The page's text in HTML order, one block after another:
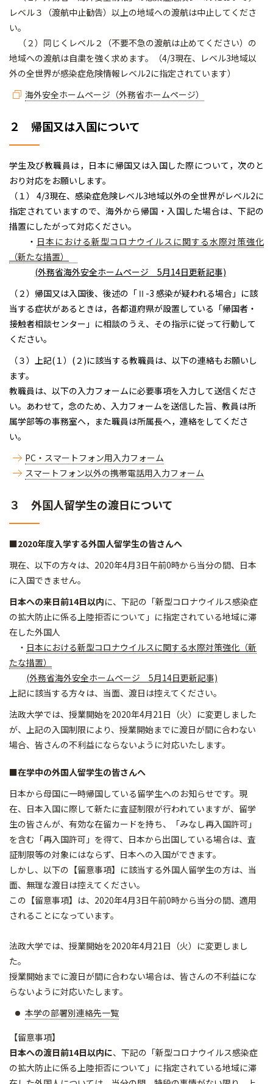
レベル３（渡航中止勧告）以上の地域への渡航は中止してくださ
い。
（２）同じくレベル２（不要不急の渡航は止めてください）の
地域への渡航は自粛を強く求めます。（4/3現在、レベル3地域以
外の全世界が感染症危険情報レベル2に指定されています）
海外安全ホームページ（外務省ホームページ）
２ 帰国又は入国について
学生及び教職員は，日本に帰国又は入国した際について，次のと
おり対応をお願いします。
（１） 4/3現在、感染症危険レベル3地域以外の全世界がレベル2に
指定されていますので、海外から帰国・入国した場合は、下記の
措置にしたがって対応ください。
・ 日本における新型コロナウイルスに関する水際対策強化
（新たな措置）
(外務省海外安全ホームページ 5月14日更新記事)
（２）帰国又は入国後、後述の「Ⅱ-3 感染が疑われる場合」に該
当する症状があるときは，各都道府県が設置している「帰国者・
接触者相談センター」に相談のうえ、その指示に従って行動して
ください。
（３）上記(１）(２)に該当する教職員は、以下の連絡もお願いし
ます。
教職員は、以下の入力フォームに必要事項を入力して送信くださ
い。あわせて，念のため、入力フォームを送信した旨、教員は所
属学部等の事務室へ，また職員は所属長へ，連絡をしてくださ
い。
PC・スマートフォン用入力フォーム
スマートフォン以外の携帯電話用入力フォーム
３ 外国人留学生の渡日について
■2020年度入学する外国人留学生の皆さんへ
現在、以下の方々は、2020年4月3日午前0時から当分の間、日本
に入国できません。
日本への来日前14日以内に、下記の「新型コロナウイルス感染症
の拡大防止に係る上陸拒否について」に指定されている地域に滞
在した外国人
・ 日本における新型コロナウイルスに関する水際対策強化（新
たな措置）
(外務省海外安全ホームページ 5月14日更新記事)
上記に該当する方々は、当面、渡日は控えてください。
法政大学では、授業開始を2020年4月21日（火）に変更しました
が、上記の入国制限により、授業開始までに渡日が間に合わない
場合、皆さんの不利益にならないように対応いたします。
■在学中の外国人留学生の皆さんへ
日本から母国に一時帰国している留学生へのお知らせです。現
在、日本入国に際して新たに査証制限が行われていますが、留学
生の皆さんが、有効な在留カードを持ち、「みなし再入国許可」
を含む「再入国許可」を得て、日本から出国している場合は、査
証制限等の対象にはならず、日本への入国ができます。
しかし、以下の【留意事項】に該当する外国人留学生の方は、当
面、無理な渡日は控えてください。
この【留意事項】は、2020年4月3日午前0時から当分の間、適用
されることになっています。
法政大学では、授業開始を2020年4月21日（火）に変更しまし
た。
授業開始までに渡日が間に合わない場合は、皆さんの不利益にな
らないように対応いたします。
本学の部署別連絡先一覧
【留意事項】
日本への渡日前14日以内に、下記の「新型コロナウイルス感染症
の拡大防止に係る上陸拒否について」に指定されている地域に滞